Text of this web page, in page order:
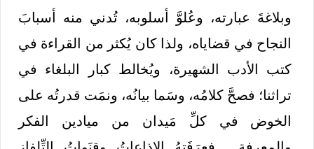
وبلاغةَ عبارته، وعُلوَّ أسلوبه، تُدني منه أسبابَ
النجاح في قضاياه، ولذا كان يُكثر من القراءة في
كتب الأدب الشهيرة، ويُخالط كبار البلغاء في
تراثنا؛ فصحَّ كلامُه، وسَما بيانُه، ونمَت قدرتُه على
الخوض في كلِّ مَيدان من ميادين الفكر